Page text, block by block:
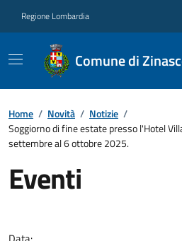
Regione Lombardia
Comune di
Home / Novità / Notizie /
Soggiorno di fine estate presso l'Hotel
settembre al 6 ottobre 2025.
Eventi